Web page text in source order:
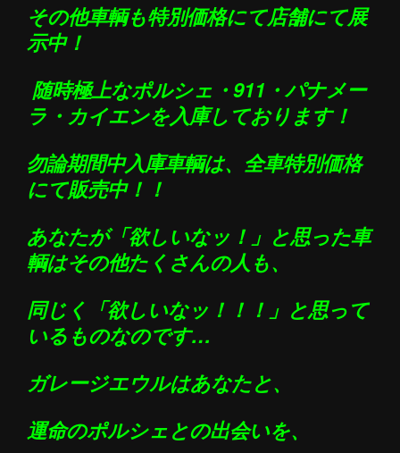
その他車輌も特別価格にて店舗にて展
示中！
随時極上なポルシェ・911・パナメー
ラ・カイエンを入庫しております！
勿論期間中入庫車輌は、全車特別価格
にて販売中！！
あなたが「欲しいなッ！」と思った車
輌はその他たくさんの人も、
同じく「欲しいなッ！！！」と思って
いるものなのです…
ガレージエウルはあなたと、
運命のポルシェとの出会いを、